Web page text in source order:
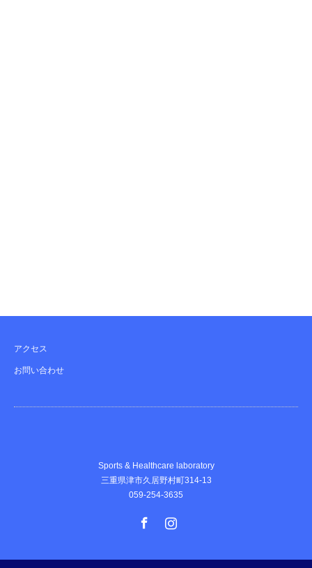
アクセス
お問い合わせ
Sports & Healthcare laboratory
三重県津市久居野村町314-13
059-254-3635